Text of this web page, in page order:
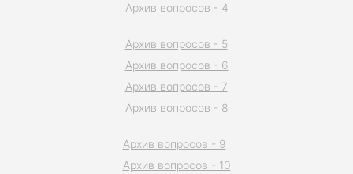
Архив вопросов - 4
Архив вопросов - 5
Архив вопросов - 6
Архив вопросов - 7
Архив вопросов - 8
Архив вопросов - 9
Архив вопросов - 10